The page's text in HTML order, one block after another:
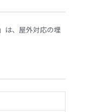
は、屋外対応の埋